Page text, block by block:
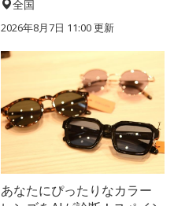
全国
2026年8月7日 11:00更新
あなたにぴったりなカラー